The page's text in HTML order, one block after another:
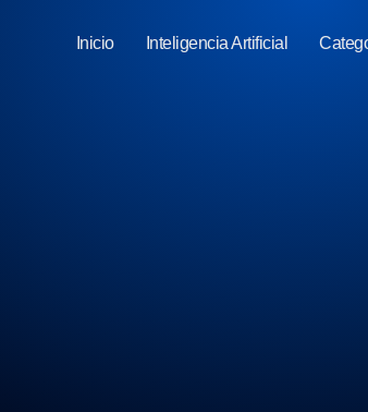
Inicio Inteligencia Artificial